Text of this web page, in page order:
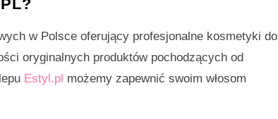
w Polsce oferujący profesjonalne kosmetyki do
oryginalnych produktów pochodzących od
Estyl.pl możemy zapewnić swoim włosom